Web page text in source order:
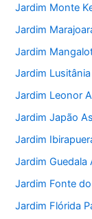
Jardim Monte
Jardim
Jardim
Jardim
Jardim Leonor
Jardim Japão
Jardim
Jardim Guedala
Jardim Fonte
Jardim Flórida